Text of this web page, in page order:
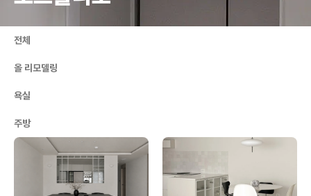
전체
올 리모델링
욕실
주방